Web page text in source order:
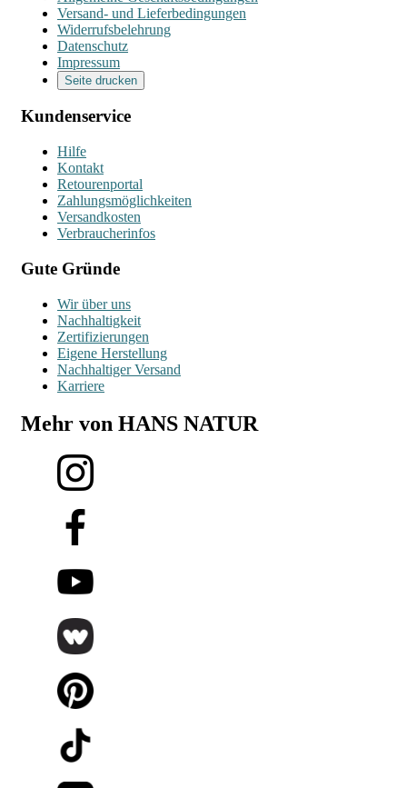
Versand- und Lieferbedingungen
Widerrufsbelehrung
Datenschutz
Impressum
Seite drucken
Kundenservice
Hilfe
Kontakt
Retourenportal
Zahlungsmöglichkeiten
Versandkosten
Verbraucherinfos
Gute Gründe
Wir über uns
Nachhaltigkeit
Zertifizierungen
Eigene Herstellung
Nachhaltiger Versand
Karriere
Mehr von HANS NATUR